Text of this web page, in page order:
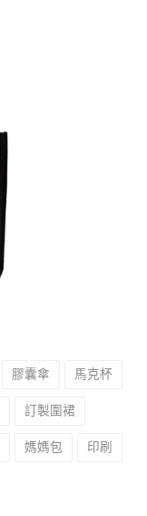
膠囊傘 馬克杯
訂製圍裙
媽媽包 印刷